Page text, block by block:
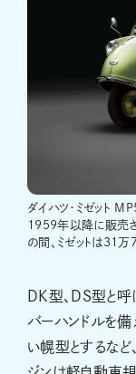
ダイハツ・ミゼット
1959年以降に販売
の間、ミゼットは31
DK型、DS型と
バーハンドルを備
い幌型とするなど